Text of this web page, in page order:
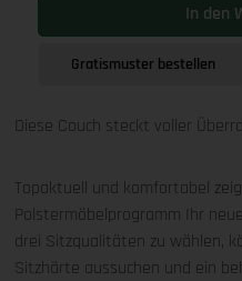
In den
Gratismuster bestellen
Diese Couch steckt voller
Topaktuell und komfortabel
Polstermöbelprogramm Ihr
drei Sitzqualitäten zu wählen,
Sitzhärte aussuchen und ein